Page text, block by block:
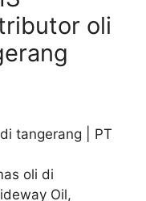
oli
tangerang | PT
oli di
Oil,